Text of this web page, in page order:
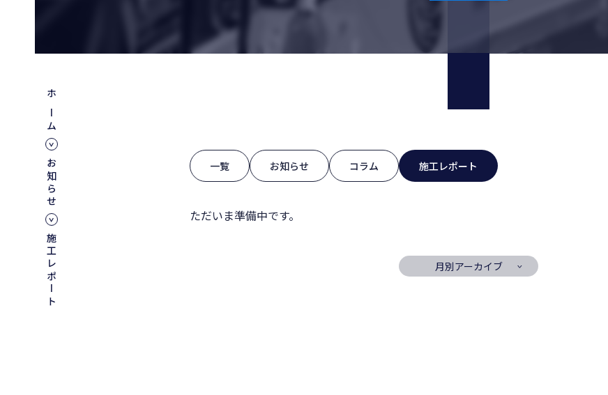
ホーム
お知らせ
施工レポート
一覧 お知らせ コラム 施工レポート
ただいま準備中です。
月別アーカイブ